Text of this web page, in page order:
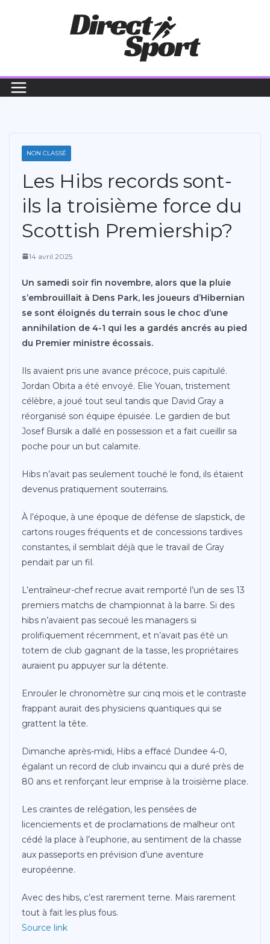
NON CLASSÉ
Les Hibs records sont-
ils la troisième force du
Scottish Premiership?
14 avril 2025
Un samedi soir fin novembre, alors que la pluie
s’embrouillait à Dens Park, les joueurs d’Hibernian
se sont éloignés du terrain sous le choc d’une
annihilation de 4-1 qui les a gardés ancrés au pied
du Premier ministre écossais.
Ils avaient pris une avance précoce, puis capitulé.
Jordan Obita a été envoyé. Elie Youan, tristement
célèbre, a joué tout seul tandis que David Gray a
réorganisé son équipe épuisée. Le gardien de but
Josef Bursik a dallé en possession et a fait cueillir sa
poche pour un but calamite.
Hibs n’avait pas seulement touché le fond, ils étaient
devenus pratiquement souterrains.
À l’époque, à une époque de défense de slapstick, de
cartons rouges fréquents et de concessions tardives
constantes, il semblait déjà que le travail de Gray
pendait par un fil.
L’entraîneur-chef recrue avait remporté l’un de ses 13
premiers matchs de championnat à la barre. Si des
hibs n’avaient pas secoué les managers si
prolifiquement récemment, et n’avait pas été un
totem de club gagnant de la tasse, les propriétaires
auraient pu appuyer sur la détente.
Enrouler le chronomètre sur cinq mois et le contraste
frappant aurait des physiciens quantiques qui se
grattent la tête.
Dimanche après-midi, Hibs a effacé Dundee 4-0,
égalant un record de club invaincu qui a duré près de
80 ans et renforçant leur emprise à la troisième place.
Les craintes de relégation, les pensées de
licenciements et de proclamations de malheur ont
cédé la place à l’euphorie, au sentiment de la chasse
aux passeports en prévision d’une aventure
européenne.
Avec des hibs, c’est rarement terne. Mais rarement
tout à fait les plus fous.
Source link